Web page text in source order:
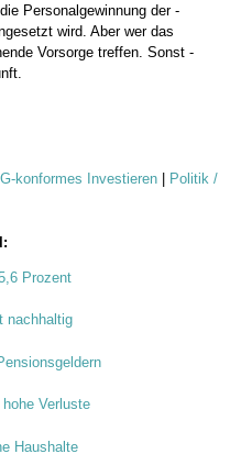
Personalgewinnung der
wird. Aber wer das
Vorsorge treffen. Sonst
konformes Investieren
Politik /
Prozent
nachhaltig
Verluste
Haushalte